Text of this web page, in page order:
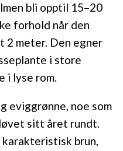
bli opptil 15–20
forhold når den
2 meter. Den egner
i store
i lyse rom.
eviggrønne, noe som
sitt året rundt.
karakteristisk brun,